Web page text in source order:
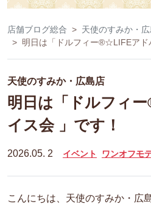
店舗ブログ総合
天使のすみか・
明日は「ドルフィー®☆LIFEアド
天使のすみか・広島店
明日は「ドルフィ
イス会 」です！
2026.05. 2 イベント ワンオフモ
こんにちは、天使のすみか・広